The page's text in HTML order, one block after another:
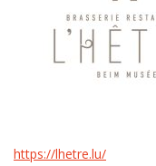
https://lhetre.lu/